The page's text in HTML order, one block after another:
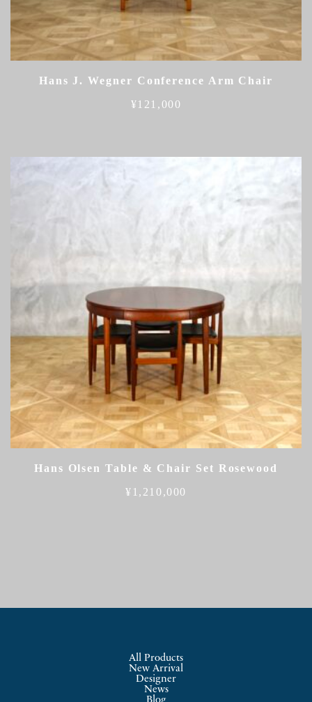
Hans J. Wegner Conference Arm Chair
¥121,000
Hans Olsen Table & Chair Set Rosewood
¥ 1,210,000
All Products
New Arrival
Designer
News